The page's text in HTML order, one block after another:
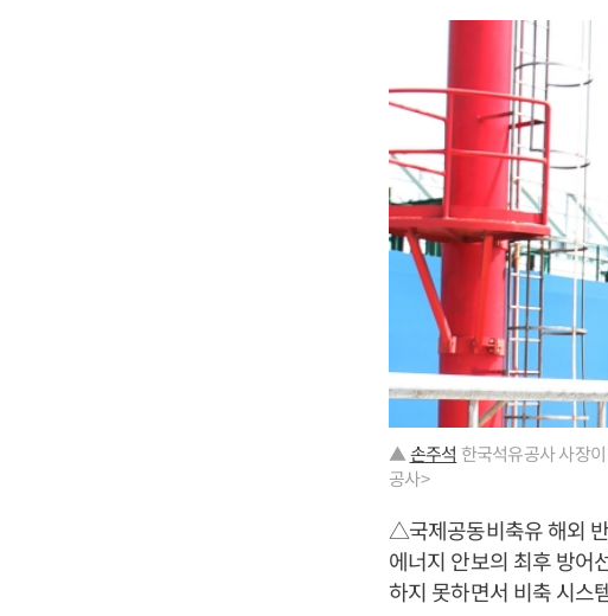
▲손주석 한국석유공사 사장
공사>
△국제공동비축유 해외
에너지 안보의 최후 방어
하지 못하면서 비축 시스